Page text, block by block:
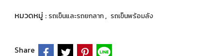
หมวดหมู่ : รถเข็นและรถยกลาก, รถเข็นพร้อมลัง
Share